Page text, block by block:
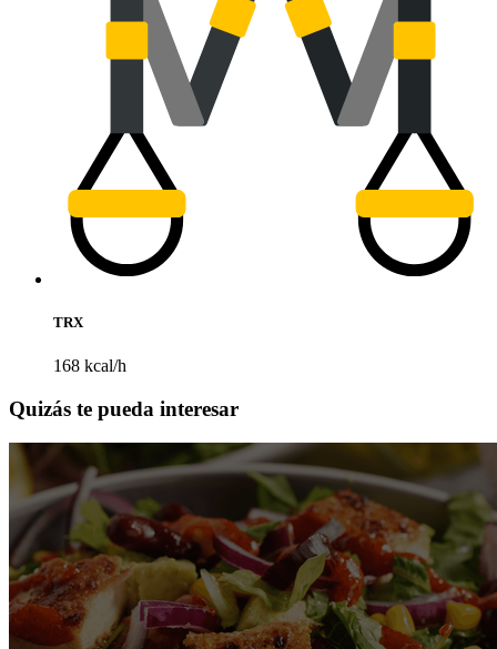
TRX
168 kcal/h
Quizás te pueda interesar